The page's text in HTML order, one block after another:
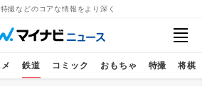
撮などのコアな情報をより深く
鉄道 コミック おもちゃ 特撮 将棋